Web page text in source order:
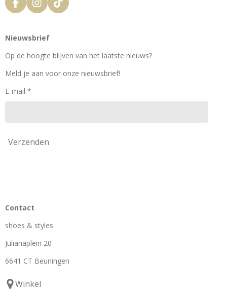
F
a
e
o
k
I
n
t
g
a
T
i
k
Nieuwsbrief
Op de hoogte blijven van het laatste nieuws?
Meld je aan voor onze nieuwsbrief!
E-mail *
Verzenden
Contact
shoes & styles
Julianaplein 20
6641 CT Beuningen
Winkel